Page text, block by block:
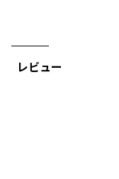
レビュー
カラー